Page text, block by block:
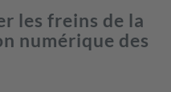
les freins de la
numérique des